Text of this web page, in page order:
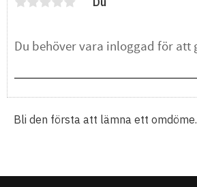
Bli den första att lämna ett omdöme.